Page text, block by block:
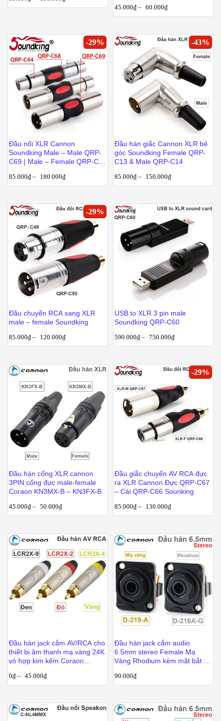
45.000₫ – 60.000₫
-29%
Đầu nối XLR Cannon
Soundking Male – Male QRP-
C69 | Male – Female QRP-C68
85.000₫ – 180.000₫
-43%
Đầu hàn giắc Cannon XLR bẻ
góc Soundking Female QRP-
C13 & Male QRP-C14
85.000₫ – 150.000₫
-29%
Đầu chuyển RCA sang XLR
male – female Soundking
85.000₫ – 120.000₫
USB to XLR 3 pin male
Soundking QRP-C60
590.000₫ – 750.000₫
Đầu hàn cổng XLR cannon
3PIN cổng đực male-female
Coraon KN3MX-B – KN3FX-B
45.000₫ – 50.000₫
-29%
Đầu giắc chuyển AV RCA đực
ra XLR Cannon Đực QRP-C67
– Cái QRP-C66 Sounking
85.000₫ – 130.000₫
Đầu hàn jack cắm AV/RCA cho
thiết bị âm thanh mạ vàng 24K
vỏ hợp kim kẽm Coraon
0₫ – 45.000₫
Đầu hàn jack cắm audio
6.5mm stereo Female Mạ
Vàng Rhodium kèm mặt bắt vít
90.000₫